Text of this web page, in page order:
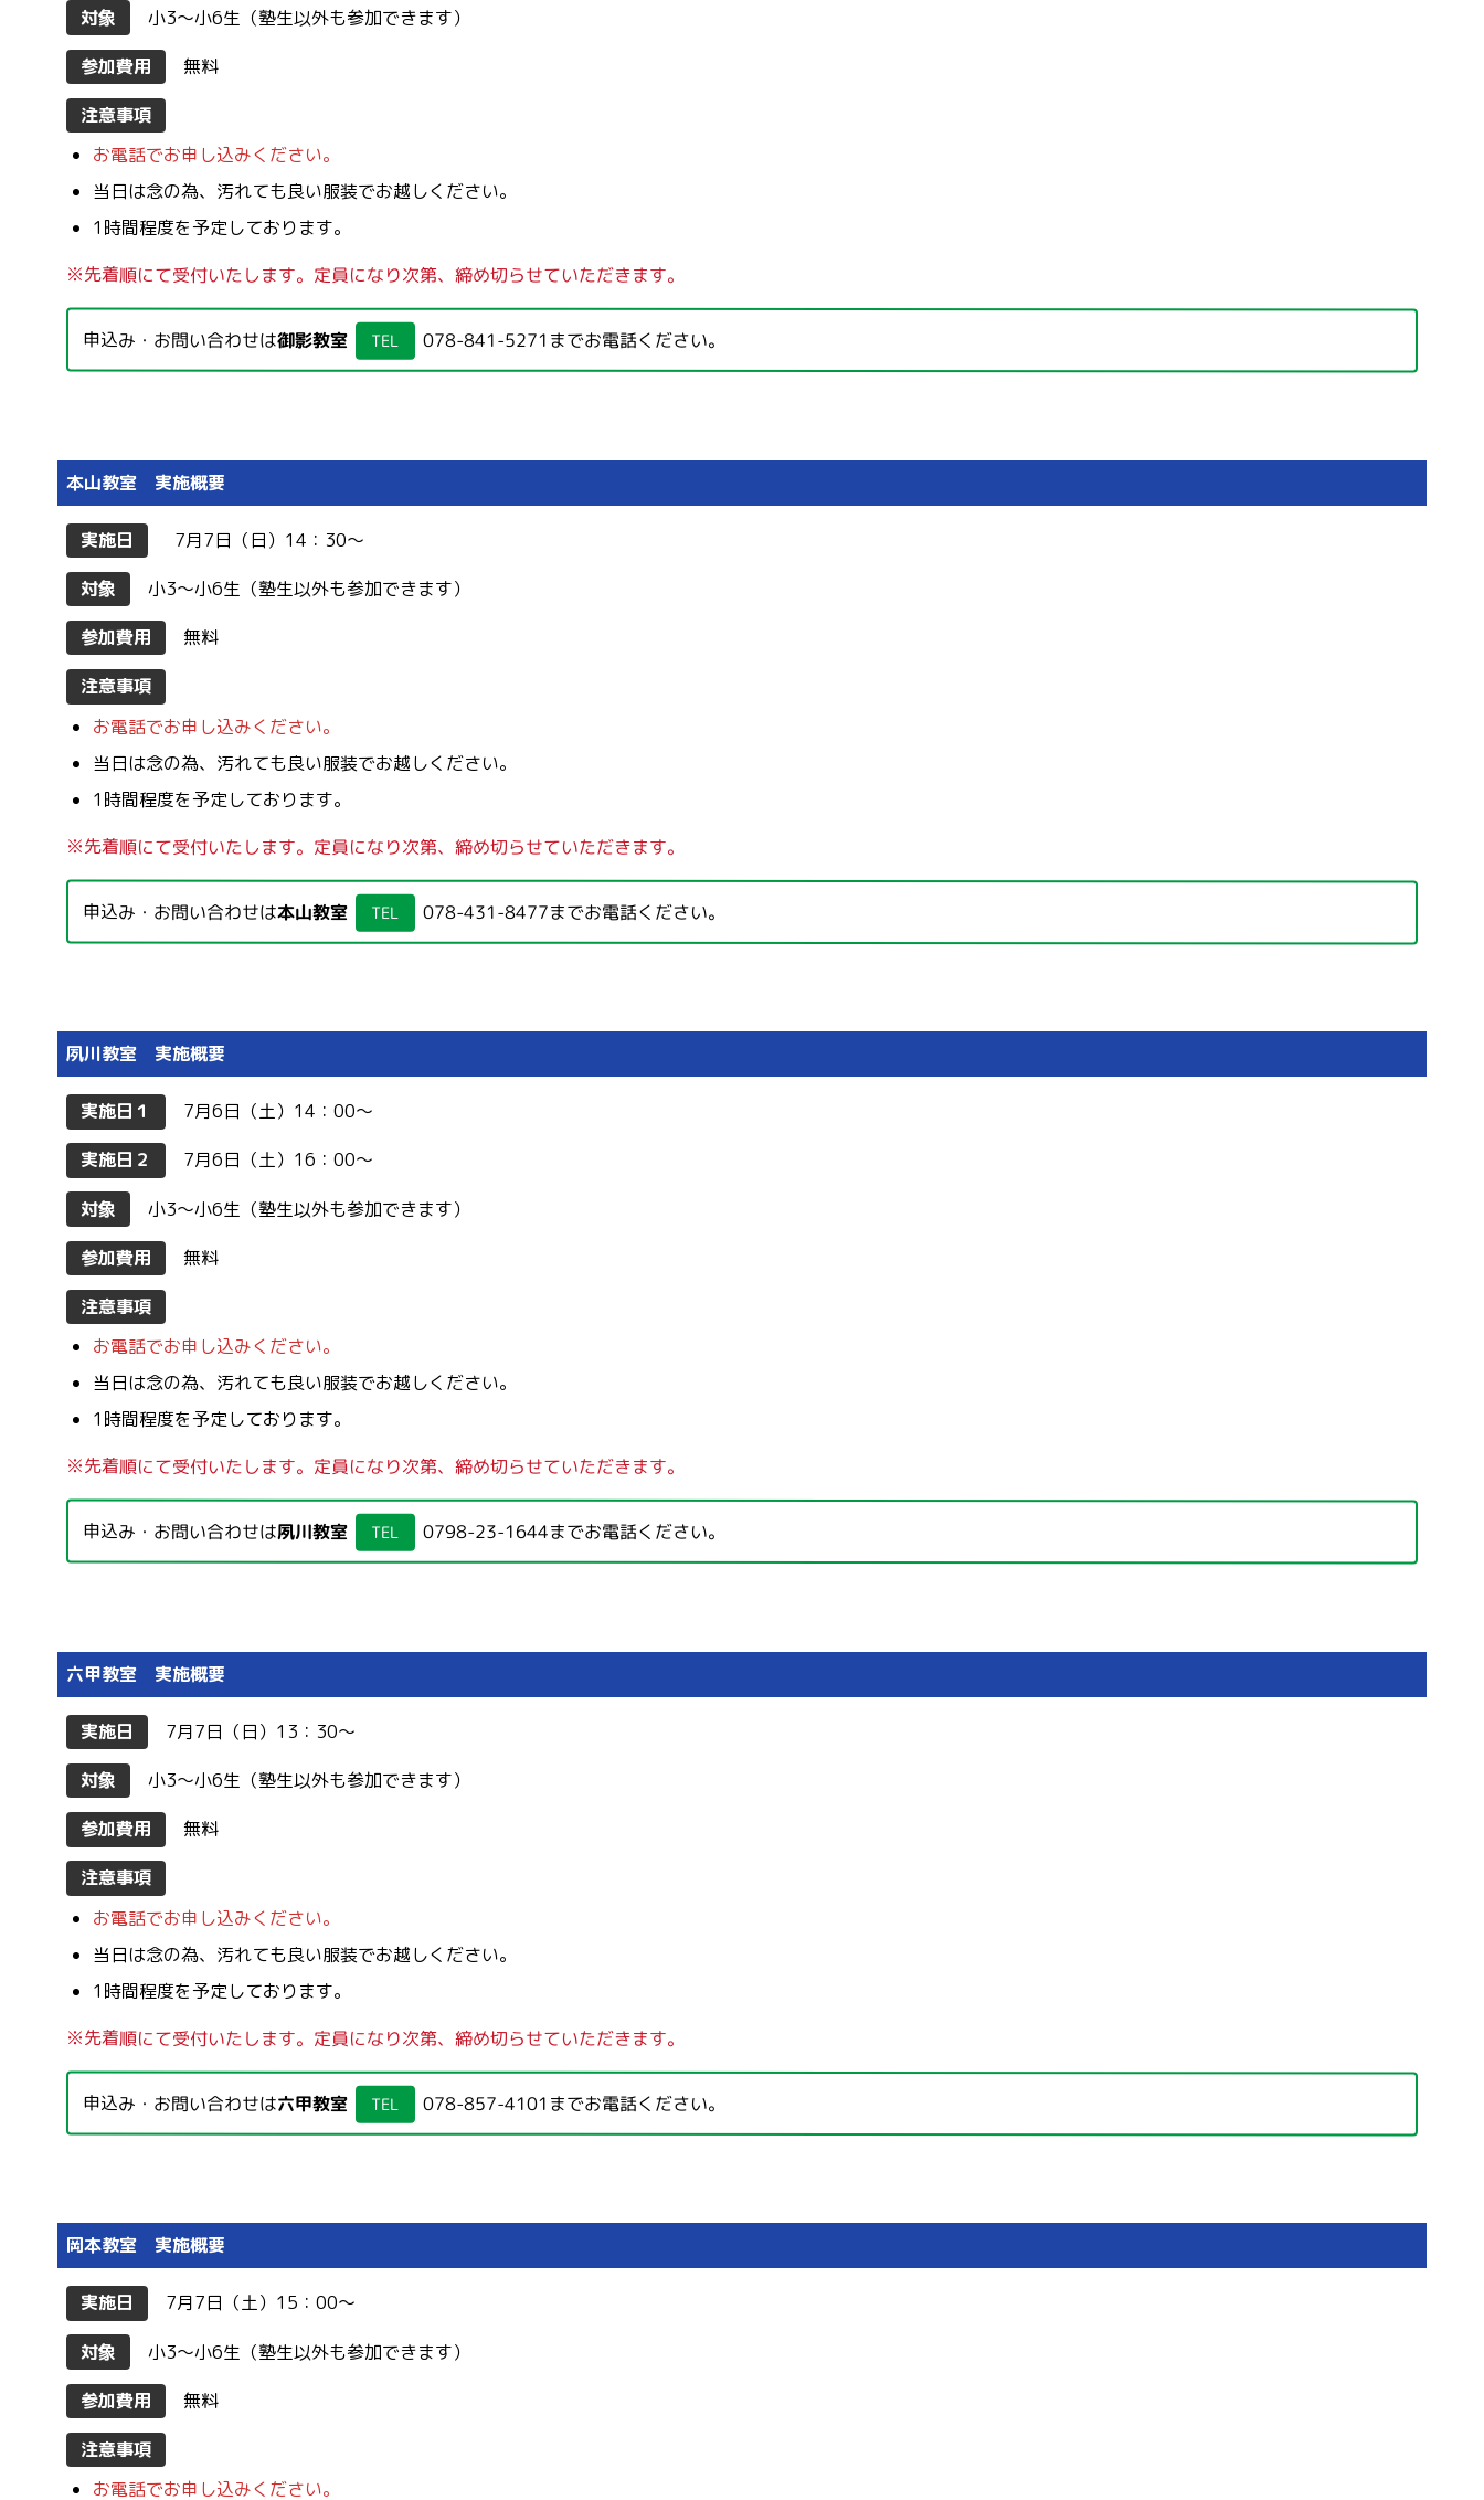
対象 小3〜小6生（塾生以外も参加できます）
参加費用 無料
注意事項
お電話でお申し込みください。
当日は念の為、汚れても良い服装でお越しください。
1時間程度を予定しております。
※先着順にて受付いたします。定員になり次第、締め切らせていただきます。
申込み・お問い合わせは御影教室 TEL 078-841-5271 までお電話ください。
本山教室 実施概要
実施日 7月7日（日） 14：30〜
対象 小3〜小6生（塾生以外も参加できます）
参加費用 無料
注意事項
お電話でお申し込みください。
当日は念の為、汚れても良い服装でお越しください。
1時間程度を予定しております。
※先着順にて受付いたします。定員になり次第、締め切らせていただきます。
申込み・お問い合わせは本山教室 TEL 078-431-8477までお電話ください。
夙川教室 実施概要
実施日１ 7月6日（土）14：00〜
実施日２ 7月6日（土）16：00〜
対象 小3〜小6生（塾生以外も参加できます）
参加費用 無料
注意事項
お電話でお申し込みください。
当日は念の為、汚れても良い服装でお越しください。
1時間程度を予定しております。
※先着順にて受付いたします。定員になり次第、締め切らせていただきます。
申込み・お問い合わせは夙川教室 TEL 0798-23-1644までお電話ください。
六甲教室 実施概要
実施日 7月7日（日）13：30〜
対象 小3〜小6生（塾生以外も参加できます）
参加費用 無料
注意事項
お電話でお申し込みください。
当日は念の為、汚れても良い服装でお越しください。
1時間程度を予定しております。
※先着順にて受付いたします。定員になり次第、締め切らせていただきます。
申込み・お問い合わせは六甲教室 TEL 078-857-4101 までお電話ください。
岡本教室 実施概要
実施日 7月7日（土）15：00〜
対象 小3〜小6生（塾生以外も参加できます）
参加費用 無料
注意事項
お電話でお申し込みください。